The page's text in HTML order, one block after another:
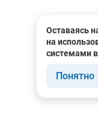
Оставаясь
на
системами
Понятно